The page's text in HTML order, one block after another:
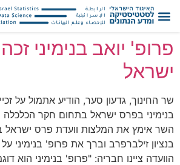
פרופ' יואב בנימיני
ישראל
שר החינוך, גדעון סער, הודיע אתמול על
בנימיני בפרס ישראל בתחום חקר
השר אימץ את המלצות וועדת פרס ישראל
בנציון זילברפרב וברך את פרופ' בנימיני על
הוועדה ציינו חבריה: "פרופ' בנימיני הוא